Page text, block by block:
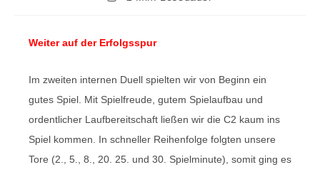
Weiter auf der Erfolgsspur
Im zweiten internen Duell spielten wir von Beginn ein
gutes Spiel. Mit Spielfreude, gutem Spielaufbau und
ordentlicher Laufbereitschaft ließen wir die C2 kaum ins
Spiel kommen. In schneller Reihenfolge folgten unsere
Tore (2., 5., 8., 20. 25. und 30. Spielminute), somit ging es